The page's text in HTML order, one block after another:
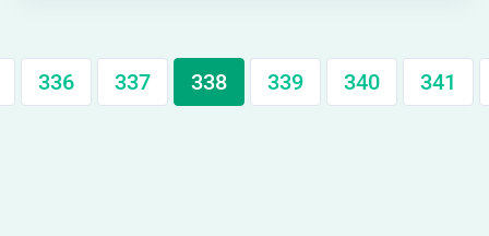
336 337 338 339 340 341